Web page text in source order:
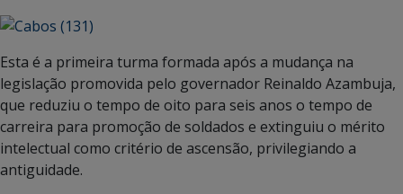
Esta é a primeira turma formada após a mudança na
legislação promovida pelo governador Reinaldo Azambuja,
que reduziu o tempo de oito para seis anos o tempo de
carreira para promoção de soldados e extinguiu o mérito
intelectual como critério de ascensão, privilegiando a
antiguidade.